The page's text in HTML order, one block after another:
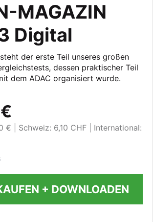
MAGAZIN
Digital
der erste Teil unseres großen
dessen praktischer Teil
dem ADAC organisiert wurde.
€ Schweiz: 6,10 CHF
International:
+ DOWNLOADEN